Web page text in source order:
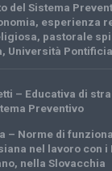
del Sistema
, esperienza
, pastorale
, Università
– Educativa di
Preventivo
– Norme di
nel lavoro con i
nella Slovacchia